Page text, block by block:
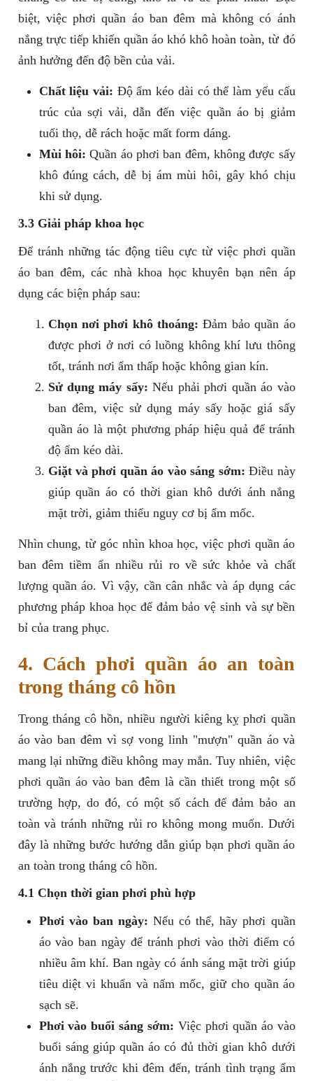
biệt, việc phơi quần áo ban đêm mà không có ánh
nắng trực tiếp khiến quần áo khó khô hoàn toàn, từ đó
ảnh hưởng đến độ bền của vải.
Chất liệu vải: Độ ẩm kéo dài có thể làm yếu cấu
trúc của sợi vải, dẫn đến việc quần áo bị giảm
tuổi thọ, dễ rách hoặc mất form dáng.
Mùi hôi: Quần áo phơi ban đêm, không được sấy
khô đúng cách, dễ bị ám mùi hôi, gây khó chịu
khi sử dụng.
3.3 Giải pháp khoa học
Để tránh những tác động tiêu cực từ việc phơi quần
áo ban đêm, các nhà khoa học khuyên bạn nên áp
dụng các biện pháp sau:
Chọn nơi phơi khô thoáng: Đảm bảo quần áo
được phơi ở nơi có luồng không khí lưu thông
tốt, tránh nơi ẩm thấp hoặc không gian kín.
Sử dụng máy sấy: Nếu phải phơi quần áo vào
ban đêm, việc sử dụng máy sấy hoặc giá sấy
quần áo là một phương pháp hiệu quả để tránh
độ ẩm kéo dài.
Giặt và phơi quần áo vào sáng sớm: Điều này
giúp quần áo có thời gian khô dưới ánh nắng
mặt trời, giảm thiểu nguy cơ bị ẩm mốc.
Nhìn chung, từ góc nhìn khoa học, việc phơi quần áo
ban đêm tiềm ẩn nhiều rủi ro về sức khỏe và chất
lượng quần áo. Vì vậy, cần cân nhắc và áp dụng các
phương pháp khoa học để đảm bảo vệ sinh và sự bền
bỉ của trang phục.
4. Cách phơi quần áo an toàn
trong tháng cô hồn
Trong tháng cô hồn, nhiều người kiêng kỵ phơi quần
áo vào ban đêm vì sợ vong linh "mượn" quần áo và
mang lại những điều không may mắn. Tuy nhiên, việc
phơi quần áo vào ban đêm là cần thiết trong một số
trường hợp, do đó, có một số cách để đảm bảo an
toàn và tránh những rủi ro không mong muốn. Dưới
đây là những bước hướng dẫn giúp bạn phơi quần áo
an toàn trong tháng cô hồn.
4.1 Chọn thời gian phơi phù hợp
Phơi vào ban ngày: Nếu có thể, hãy phơi quần
áo vào ban ngày để tránh phơi vào thời điểm có
nhiều âm khí. Ban ngày có ánh sáng mặt trời giúp
tiêu diệt vi khuẩn và nấm mốc, giữ cho quần áo
sạch sẽ.
Phơi vào buổi sáng sớm: Việc phơi quần áo vào
buổi sáng giúp quần áo có đủ thời gian khô dưới
ánh nắng trước khi đêm đến, tránh tình trạng ẩm